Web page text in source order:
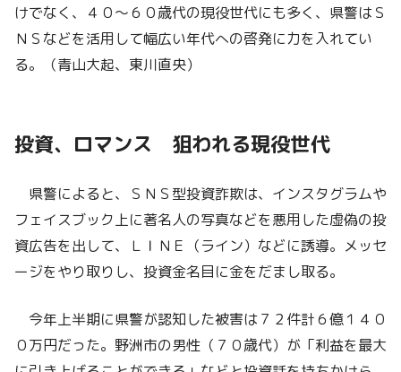
けでなく、４０～６０歳代の現役世代にも多く、県警はＳ
ＮＳなどを活用して幅広い年代への啓発に力を入れてい
る。（青山大起、東川直央）
投資、ロマンス 狙われる現役世代
県警によると、ＳＮＳ型投資詐欺は、インスタグラムや
フェイスブック上に著名人の写真などを悪用した虚偽の投
資広告を出して、ＬＩＮＥ（ライン）などに誘導。メッセ
ージをやり取りし、投資金名目に金をだまし取る。
今年上半期に県警が認知した被害は７２件計６億１４０
０万円だった。野洲市の男性（７０歳代）が「利益を最大